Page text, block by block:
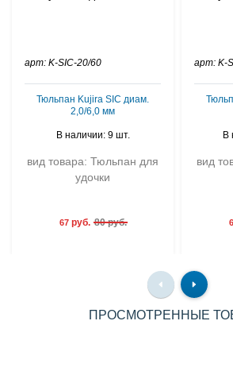
арт: K-SIC-20/60
Тюльпан Kujira SIC диам.
2,0/6,0 мм
В наличии: 9 шт.
вид товара: Тюльпан для
удочки
67руб. 80 руб.
арт: K-
В
вид
ПРОСМОТРЕННЫЕ